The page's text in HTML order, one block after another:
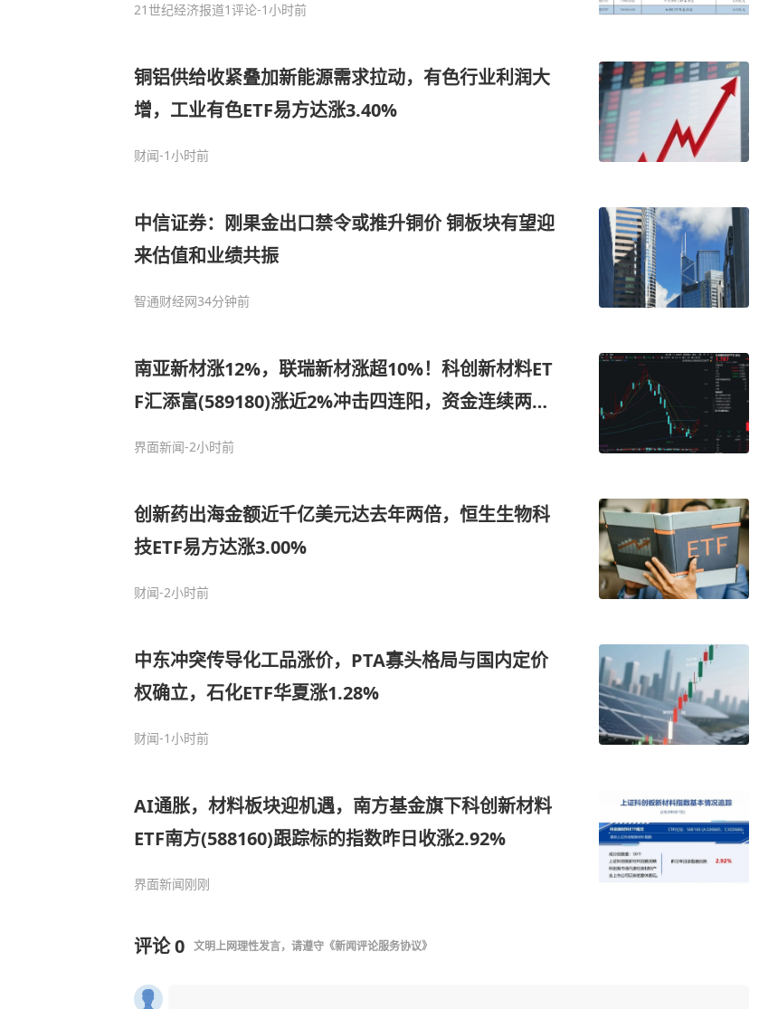
21世纪经济报道1评论-1小时前
铜铝供给收紧叠加新能源需求拉动，有色行业利润大
增，工业有色ETF易方达涨3.40%
财闻-1小时前
中信证券：刚果金出口禁令或推升铜价 铜板块有望迎
来估值和业绩共振
智通财经网34分钟前
南亚新材涨12%，联瑞新材涨超10%！科创新材料ET
F汇添富(589180)涨近2%冲击四连阳，资金连续两日
界面新闻-2小时前
创新药出海金额近千亿美元达去年两倍，恒生生物科
技ETF易方达涨3.00%
财闻-2小时前
中东冲突传导化工品涨价，PTA寡头格局与国内定价
权确立，石化ETF华夏涨1.28%
财闻-1小时前
AI通胀，材料板块迎机遇，南方基金旗下科创新材料
ETF南方(588160)跟踪标的指数昨日收涨2.92%
界面新闻刚刚
评论0 文明上网理性发言，请遵守 《新闻评论服务协议》